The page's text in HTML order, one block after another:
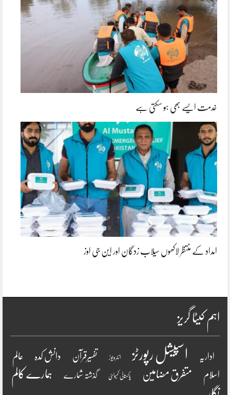
خدمت ایسے بھی ہو سکتی ہے
امداد کے منتظر لاکھوں سیلاب زدگان اور این جی اوز
اہم کیٹا گریز
اداریہ اسپیشل رپورٹز انٹرویو ز تفسیرقرآن دانش کدہ عالم
اسلام متفرق مضامین پاکستانی کمیونٹی گذشتہ شمارے
ہمارے کالم